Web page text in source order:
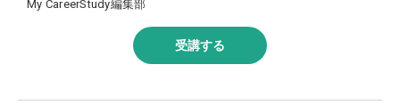
My CareerStudy編集部
受講する